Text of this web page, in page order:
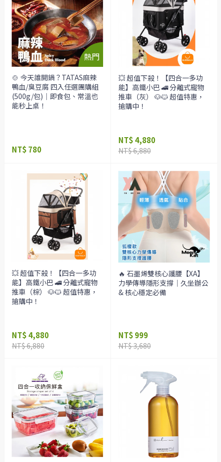
🍲 今天誰開鍋？TATAS麻辣
鴨血/臭豆腐 四入任選團購組
(500g/包)｜即食包、常溫也
能秒上桌！
NT$ 780
💥 超值下殺！【四合一多功
能】高鐵小巴 🚄 分離式寵物
推車（灰） 🐶🐱 超值特惠，
搶購中！
NT$ 4,880
NT$ 6,880
💥 超值下殺！【四合一多功
能】高鐵小巴 🚄 分離式寵物
推車（棕） 🐶🐱 超值特惠，
搶購中！
NT$ 4,880
NT$ 6,880
🔥 石墨烯雙核心護腰【XA】
力學傳導隱形支撐｜久坐辦公
& 核心穩定必備
NT$ 999
NT$ 3,680